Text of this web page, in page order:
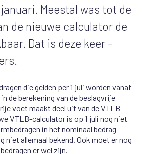
Meestal was tot de
de nieuwe calculator de
Dat is deze keer -
die gelden per 1 juli worden vanaf
de berekening van de beslagvrije
voet maakt deel uit van de VTLB-
VTLB-calculator is op 1 juli nog niet
in het nominaal bedrag
niet allemaal bekend. Ook moet er nog
er wel zijn.